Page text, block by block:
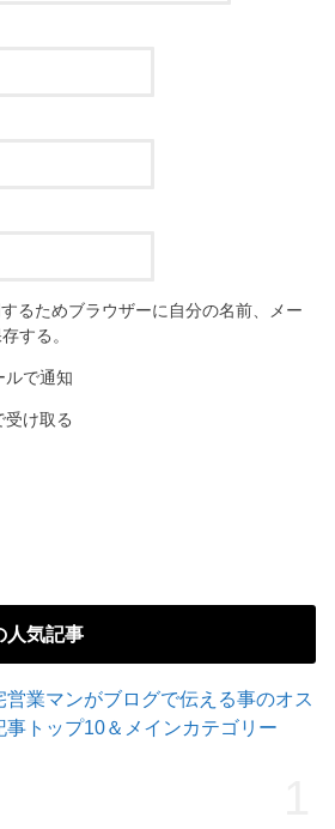
るためブラウザーに自分の名前、メー
する。
ルで通知
受け取る
人気記事
営業マンがブログで伝える事のオス
事トップ10＆メインカテゴリー